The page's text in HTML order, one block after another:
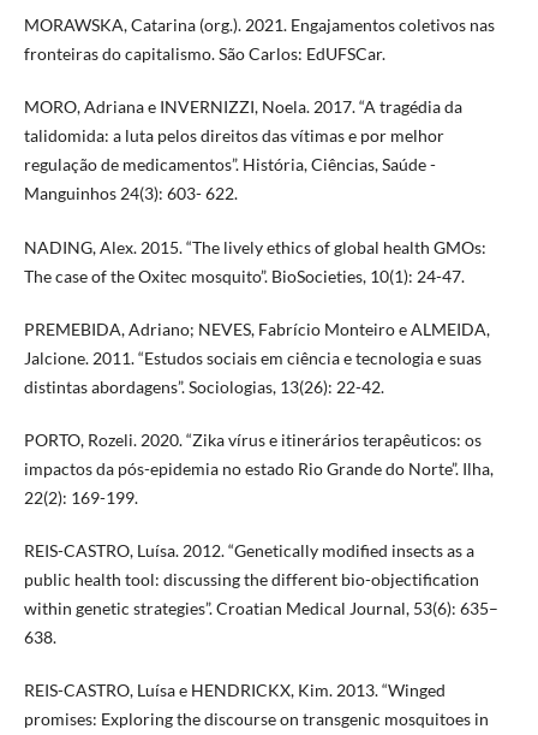
MORAWSKA, Catarina (org.). 2021. Engajamentos coletivos nas
fronteiras do capitalismo. São Carlos: EdUFSCar.
MORO, Adriana e INVERNIZZI, Noela. 2017. “A tragédia da
talidomida: a luta pelos direitos das vítimas e por melhor
regulação de medicamentos”. História, Ciências, Saúde -
Manguinhos 24(3): 603- 622.
NADING, Alex. 2015. “The lively ethics of global health GMOs:
The case of the Oxitec mosquito”. BioSocieties, 10(1): 24-47.
PREMEBIDA, Adriano; NEVES, Fabrício Monteiro e ALMEIDA,
Jalcione. 2011. “Estudos sociais em ciência e tecnologia e suas
distintas abordagens”. Sociologias, 13(26): 22-42.
PORTO, Rozeli. 2020. “Zika vírus e itinerários terapêuticos: os
impactos da pós-epidemia no estado Rio Grande do Norte”. Ilha,
22(2): 169-199.
REIS-CASTRO, Luísa. 2012. “Genetically modified insects as a
public health tool: discussing the different bio-objectification
within genetic strategies”. Croatian Medical Journal, 53(6): 635–
638.
REIS-CASTRO, Luísa e HENDRICKX, Kim. 2013. “Winged
promises: Exploring the discourse on transgenic mosquitoes in